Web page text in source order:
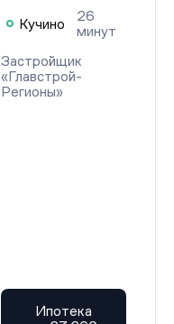
Кучино
26
минут
Застройщик
«Главстрой-
Регионы»
Ипотека